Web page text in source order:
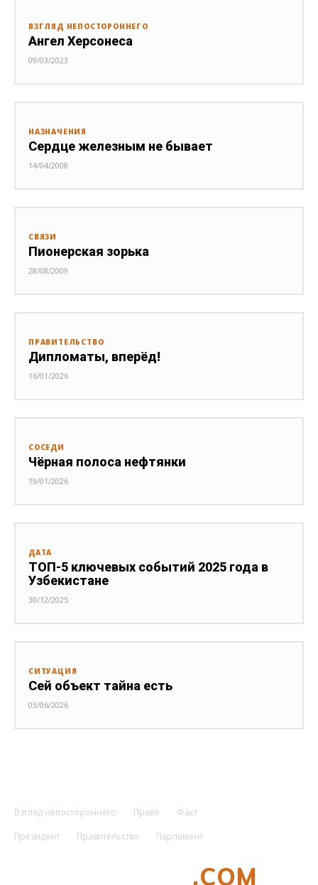
ВЗГЛЯД НЕПОСТОРОННЕГО
Ангел Херсонеса
09/03/2023
НАЗНАЧЕНИЯ
Сердце железным не бывает
14/04/2008
СВЯЗИ
Пионерская зорька
28/08/2009
ПРАВИТЕЛЬСТВО
Дипломаты, вперёд!
16/01/2026
СОСЕДИ
Чёрная полоса нефтянки
19/01/2026
ДАТА
ТОП-5 ключевых событий 2025 года в
Узбекистане
30/12/2025
СИТУАЦИЯ
Сей объект тайна есть
03/06/2026
Взгляд непостороннего Право
Факт
Президент
Правительство Парламент
.COM